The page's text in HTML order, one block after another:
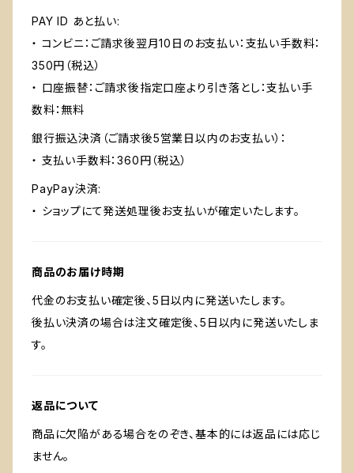
PAY ID あと払い:
・ コンビニ：ご請求後翌月10日のお支払い：支払い手数料：
350円（税込）
・ 口座振替：ご請求後指定口座より引き落とし：支払い手
数料：無料
銀行振込決済（ご請求後5営業日以内のお支払い）：
・ 支払い手数料：360円（税込）
PayPay決済:
・ ショップにて発送処理後お支払いが確定いたします。
商品のお届け時期
代金のお支払い確定後、5日以内に発送いたします。
後払い決済の場合は注文確定後、5日以内に発送いたしま
す。
返品について
商品に欠陥がある場合をのぞき、基本的には返品には応じ
ません。